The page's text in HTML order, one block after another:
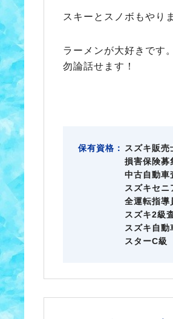
スキーとスノボもやり
ラーメンが大好きです
勿論話せます！
保有資格：
スズキ販売
損害保険募
中古自動車
スズキセニ
全運転指導
スズキ2級
スズキ自動
スターC級